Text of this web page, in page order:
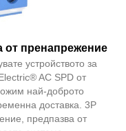
от пренапрежение
устройството за
AC SPD от
най-доброто
доставка. 3P
предпазва от